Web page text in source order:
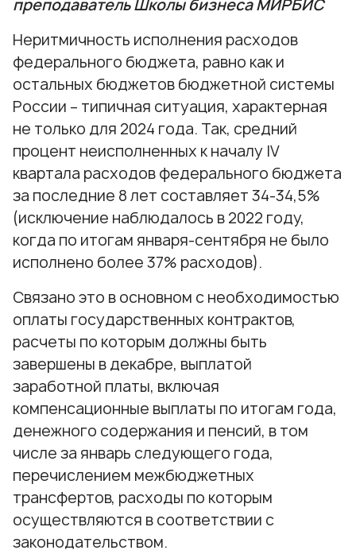
преподаватель Школы бизнеса МИРБИС
Неритмичность исполнения расходов
федерального бюджета, равно как и
остальных бюджетов бюджетной системы
России – типичная ситуация, характерная
не только для 2024 года. Так, средний
процент неисполненных к началу IV
квартала расходов федерального бюджета
за последние 8 лет составляет 34-34,5%
(исключение наблюдалось в 2022 году,
когда по итогам января-сентября не было
исполнено более 37% расходов).
Связано это в основном с необходимостью
оплаты государственных контрактов,
расчеты по которым должны быть
завершены в декабре, выплатой
заработной платы, включая
компенсационные выплаты по итогам года,
денежного содержания и пенсий, в том
числе за январь следующего года,
перечислением межбюджетных
трансфертов, расходы по которым
осуществляются в соответствии с
законодательством.